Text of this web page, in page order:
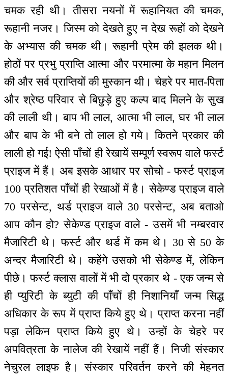
चमक रही थी। तीसरा नयनों में रूहानियत की चमक,
रूहानी नजर। जिस्म को देखते हुए न देख रूहों को देखने
के अभ्यास की चमक थी। रूहानी प्रेम की झलक थी।
होठों पर प्रभु प्राप्ति आत्मा और परमात्मा के महान मिलन
की और सर्व प्राप्तियों की मुस्कान थी। चेहरे पर मात-पिता
और श्रेष्ठ परिवार से बिछुड़े हुए कल्प बाद मिलने के सुख
की लाली थी। बाप भी लाल, आत्मा भी लाल, घर भी लाल
और बाप के भी बने तो लाल हो गये। कितने प्रकार की
लाली हो गई! ऐसी पाँचों ही रेखायें सम्पूर्ण स्वरूप वाले फर्स्ट
प्राइज में हैं। अब इसके आधार पर सोचो - फर्स्ट प्राइज
100 प्रतिशत पाँचों ही रेखाओं में है। सेकेण्ड प्राइज वाले
70 परसेन्ट, थर्ड प्राइज वाले 30 परसेन्ट, अब बताओ
आप कौन हो? सेकेण्ड प्राइज वाले - उसमें भी नम्बरवार
मैजारिटी थे। फर्स्ट और थर्ड में कम थे। 30 से 50 के
अन्दर मैजारिटी थे। कहेंगे उसको भी सेकेण्ड में, लेकिन
पीछे। फर्स्ट क्लास वालों में भी दो प्रकार थे - एक जन्म से
ही प्युरिटी के ब्युटी की पाँचों ही निशानियाँ जन्म सिद्ध
अधिकार के रूप में प्राप्त किये हुए थे। प्राप्त करना नहीं
पड़ा लेकिन प्राप्त किये हुए थे। उन्हों के चेहरे पर
अपवित्रता के नालेज की रेखायें नहीं हैं। निजी संस्कार
नेचुरल लाइफ है। संस्कार परिवर्तन करने की मेहनत